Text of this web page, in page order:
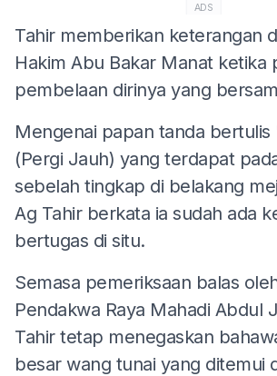
ADS
Tahir memberikan keterangan
Hakim Abu Bakar Manat ketika
pembelaan dirinya yang
Mengenai papan tanda bertulis
(Pergi Jauh) yang terdapat
sebelah tingkap di belakang
Ag Tahir berkata ia sudah ada
bertugas di situ.
Semasa pemeriksaan balas
Pendakwa Raya Mahadi Abdul
Tahir tetap menegaskan
besar wang tunai yang ditemui